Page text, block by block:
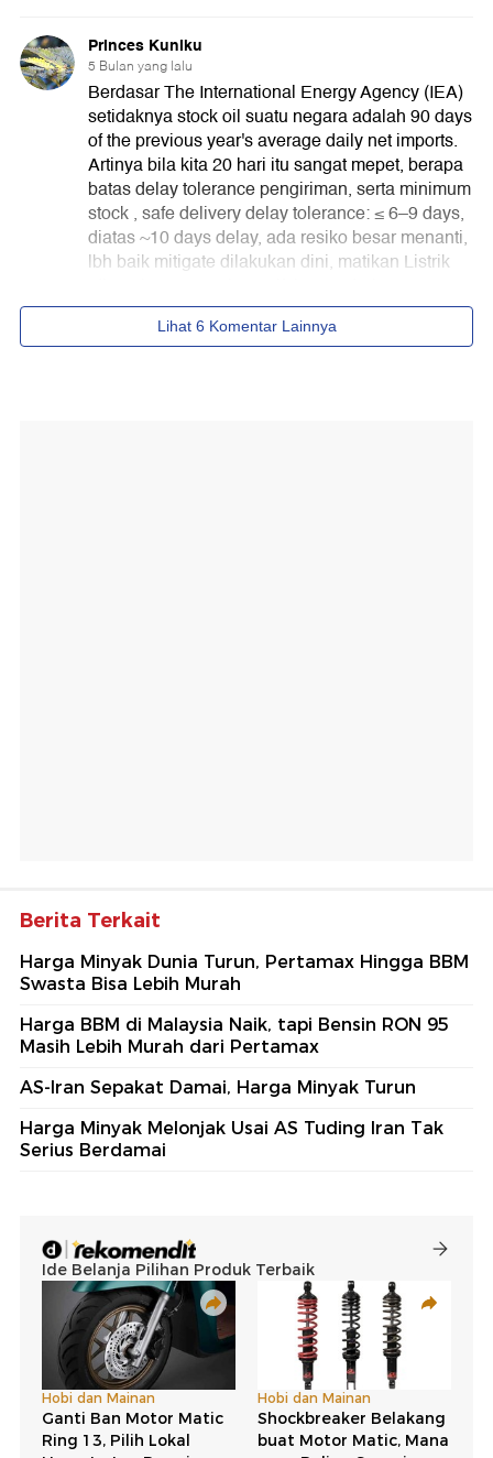
Berita Terkait
Harga Minyak Dunia Turun, Pertamax Hingga BBM
Swasta Bisa Lebih Murah
Harga BBM di Malaysia Naik, tapi Bensin RON 95
Masih Lebih Murah dari Pertamax
AS-Iran Sepakat Damai, Harga Minyak Turun
Harga Minyak Melonjak Usai AS Tuding Iran Tak
Serius Berdamai